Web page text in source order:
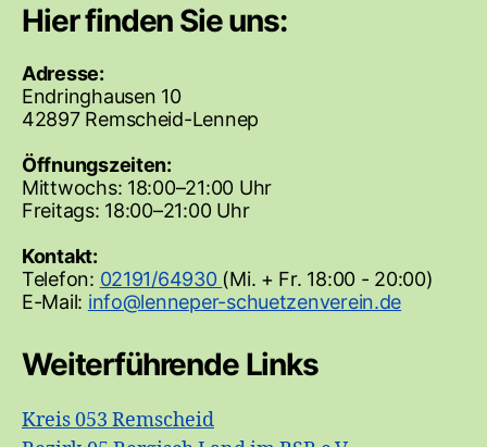
Hier finden Sie uns:
Adresse:
Endringhausen 10
42897 Remscheid-Lennep
Öffnungszeiten:
Mittwochs: 18:00–21:00 Uhr
Freitags: 18:00–21:00 Uhr
Kontakt:
Telefon: 02191/64930 (Mi. + Fr. 18:00 - 20:00)
E-Mail:
Weiterführende Links
Kreis 053 Remscheid